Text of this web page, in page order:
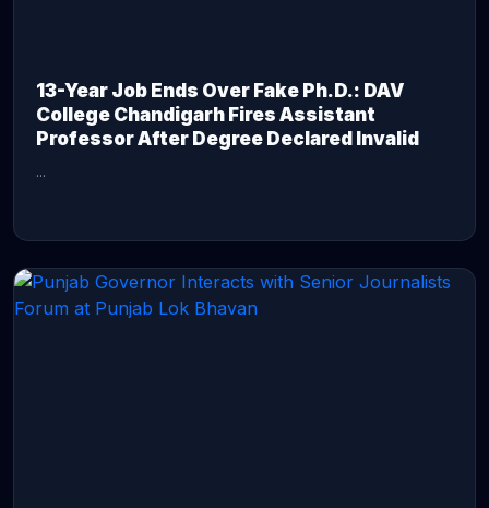
13-Year Job Ends Over Fake Ph.D.: DAV
College Chandigarh Fires Assistant
Professor After Degree Declared Invalid
...